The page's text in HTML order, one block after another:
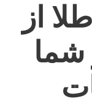
از
شما